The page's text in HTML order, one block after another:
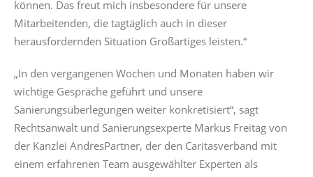
können. Das freut mich insbesondere für unsere
Mitarbeitenden, die tagtäglich auch in dieser
herausfordernden Situation Großartiges leisten.“
„In den vergangenen Wochen und Monaten haben wir
wichtige Gespräche geführt und unsere
Sanierungsüberlegungen weiter konkretisiert“, sagt
Rechtsanwalt und Sanierungsexperte Markus Freitag von
der Kanzlei AndresPartner, der den Caritasverband mit
einem erfahrenen Team ausgewählter Experten als